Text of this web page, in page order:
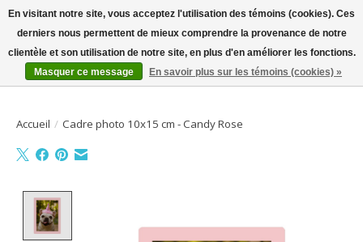
Bienvenue sur la boutique en ligne
Liste dePanier
Accueil / Cadre photo 10x15 cm - Candy Rose
En visitant notre site, vous acceptez l'utilisation des témoins (cookies). Ces
derniers nous permettent de mieux comprendre la provenance de notre
clientèle et son utilisation de notre site, en plus d'en améliorer les fonctions.
Masquer ce message
En savoir plus sur les témoins (cookies) »